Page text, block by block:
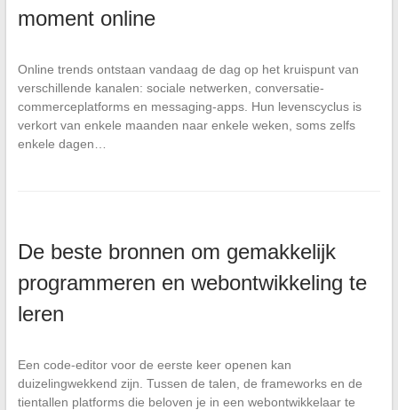
moment online
Online trends ontstaan vandaag de dag op het kruispunt van
verschillende kanalen: sociale netwerken, conversatie-
commerceplatforms en messaging-apps. Hun levenscyclus is
verkort van enkele maanden naar enkele weken, soms zelfs
enkele dagen…
De beste bronnen om gemakkelijk
programmeren en webontwikkeling te
leren
Een code-editor voor de eerste keer openen kan
duizelingwekkend zijn. Tussen de talen, de frameworks en de
tientallen platforms die beloven je in een webontwikkelaar te